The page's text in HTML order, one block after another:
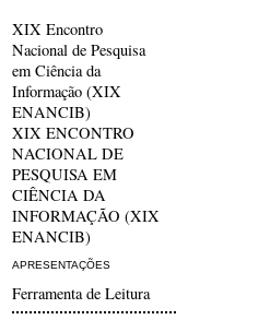
XIX Encontro
Nacional de Pesquisa
em Ciência da
Informação (XIX
ENANCIB)
XIX ENCONTRO
NACIONAL DE
PESQUISA EM
CIÊNCIA DA
INFORMAÇÃO (XIX
ENANCIB)
APRESENTAÇÕES
Ferramenta de Leitura